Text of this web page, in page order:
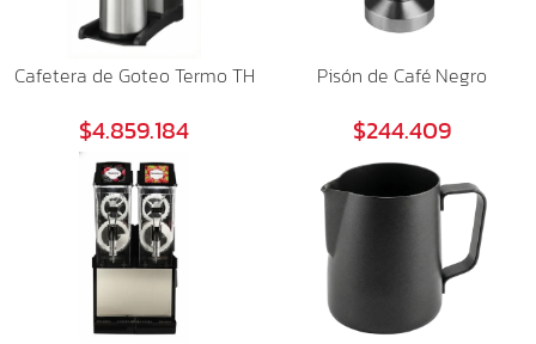
Cafetera de Goteo Termo TH
$4.859.184
Pisón de Café Negro
$244.409